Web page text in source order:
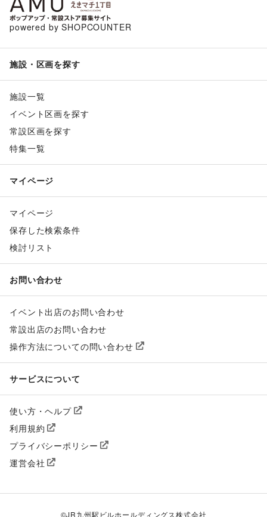
powered by SHOPCOUNTER
施設・区画を探す
施設一覧
イベント区画を探す
常設区画を探す
特集一覧
マイページ
マイページ
保存した検索条件
検討リスト
お問い合わせ
イベント出店のお問い合わせ
常設出店のお問い合わせ
操作方法についての問い合わせ
サービスについて
使い方・ヘルプ
利用規約
プライバシーポリシー
運営会社
©JR九州駅ビルホールディングス株式会社